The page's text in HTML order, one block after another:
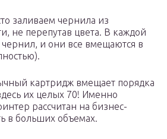
заливаем чернила из
не перепутав цвета. В каждой
и они все вмещаются в
картридж вмещает порядка
их целых 70! Именно
рассчитан на бизнес-
в больших объемах.